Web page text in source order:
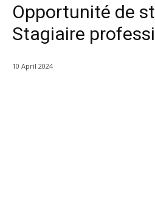
Opportunité de
Stagiaire
10 April 2024